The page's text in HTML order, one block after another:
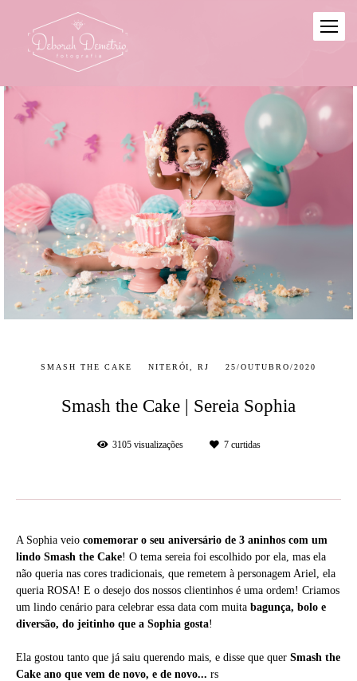
SMASH THE CAKE NITERÓI, RJ 25/OUTUBRO/2020
Smash the Cake | Sereia Sophia
3105visualizações 7curtidas
A Sophia veio comemorar o seu aniversário de 3 aninhos com um
lindo Smash the Cake! O tema sereia foi escolhido por ela, mas ela
não queria nas cores tradicionais, que remetem à personagem Ariel, ela
queria ROSA! E o desejo dos nossos clientinhos é uma ordem! Criamos
um lindo cenário para celebrar essa data com muita bagunça, bolo e
diversão, do jeitinho que a Sophia gosta!
Ela gostou tanto que já saiu querendo mais, e disse que quer Smash the
Cake ano que vem de novo, e de novo... rs